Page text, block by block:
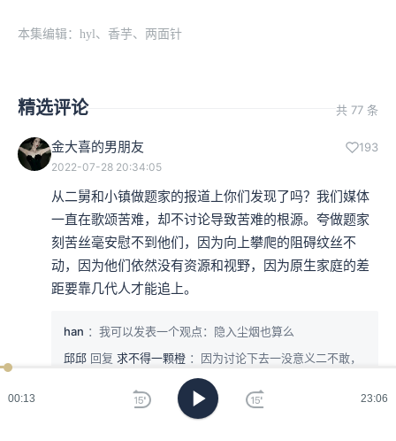
00:15 23:06
本集编辑：hyl、香芋、两面针
精选评论 共 77 条
金大喜的男朋友 193
2022-07-28 20:34:05
从二舅和小镇做题家的报道上你们发现了吗？我们媒体
一直在歌颂苦难，却不讨论导致苦难的根源。夸做题家
刻苦丝毫安慰不到他们，因为向上攀爬的阻碍纹丝不
动，因为他们依然没有资源和视野，因为原生家庭的差
距要靠几代人才能追上。
han ：我可以发表一个观点：隐入尘烟也算么
邱邱 回复 求不得一颗橙 ：因为讨论下去一没意义二不敢，
三是现在的人看不了苦难
展开 4 条评论